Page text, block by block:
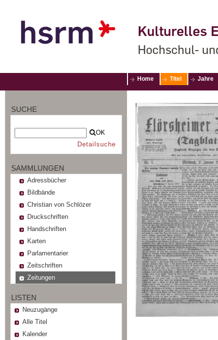
Kulturelles
Hochschul-
Home Titel Jahre
SUCHE
OK
Detailsuche
SAMMLUNGEN
Adressbücher
Bildbände
Christian von Schlözer
Druckschriften
Handschriften
Karten
Parlamentarier
Zeitschriften
Zeitungen
LISTEN
Neuzugänge
Alle Titel
Kalender